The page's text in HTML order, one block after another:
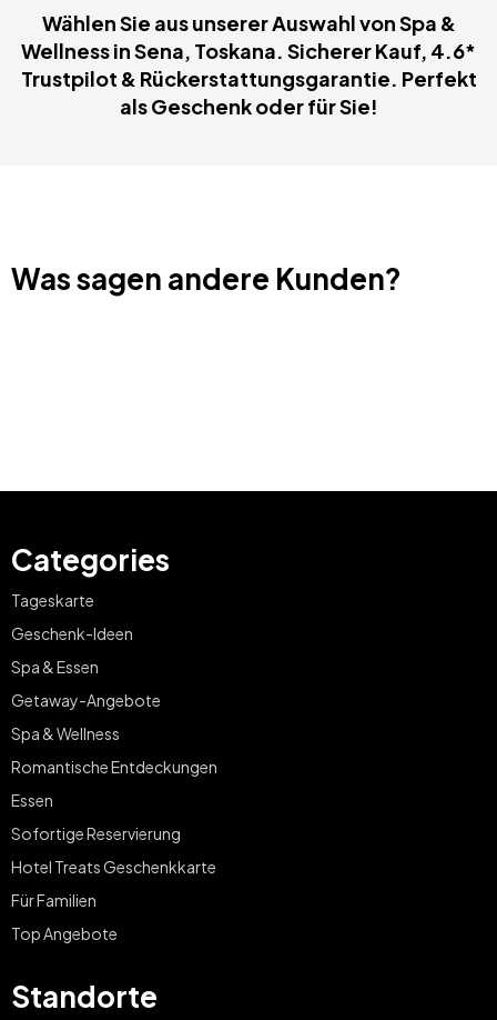
Wählen Sie aus unserer Auswahl von Spa &
Wellness in Sena, Toskana. Sicherer Kauf, 4.6*
Trustpilot & Rückerstattungsgarantie. Perfekt
als Geschenk oder für Sie!
Was sagen andere Kunden?
Categories
Tageskarte
Geschenk-Ideen
Spa & Essen
Getaway-Angebote
Spa & Wellness
Romantische Entdeckungen
Essen
Sofortige Reservierung
Hotel Treats Geschenkkarte
Für Familien
Top Angebote
Standorte